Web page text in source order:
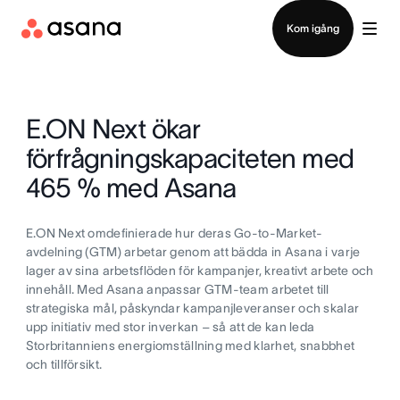
Kom igång
E.ON Next ökar
förfrågningskapaciteten med
465 % med Asana
E.ON Next omdefinierade hur deras Go-to-Market-
avdelning (GTM) arbetar genom att bädda in Asana i varje
lager av sina arbetsflöden för kampanjer, kreativt arbete och
innehåll. Med Asana anpassar GTM-team arbetet till
strategiska mål, påskyndar kampanjleveranser och skalar
upp initiativ med stor inverkan – så att de kan leda
Storbritanniens energiomställning med klarhet, snabbhet
och tillförsikt.